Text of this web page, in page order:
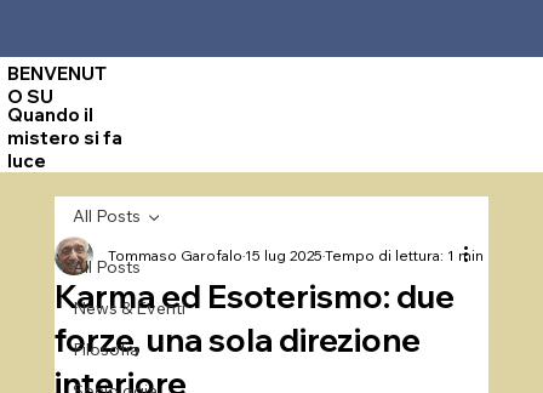
Quando il
mistero si fa
luce
BENVENUT
O SU
All Posts
News & Eventi
Filosofia
All Posts
Karma ed Esoterismo: due
forze, una sola direzione
interiore
Tommaso Garofalo15 lug 2025Tempo di lettura: 1 min